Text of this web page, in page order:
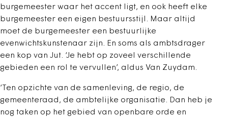
burgemeester waar het accent ligt, en ook heeft elke
burgemeester een eigen bestuursstijl. Maar altijd
moet de burgemeester een bestuurlijke
evenwichtskunstenaar zijn. En soms als ambtsdrager
een kop van Jut. ‘Je hebt op zoveel verschillende
gebieden een rol te vervullen’, aldus Van Zuydam.
‘Ten opzichte van de samenleving, de regio, de
gemeenteraad, de ambtelijke organisatie. Dan heb je
nog taken op het gebied van openbare orde en